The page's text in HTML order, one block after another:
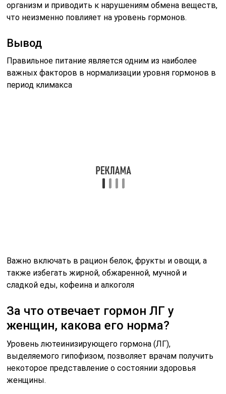
организм и приводить к нарушениям обмена веществ,
что неизменно повлияет на уровень гормонов.
Вывод
Правильное питание является одним из наиболее
важных факторов в нормализации уровня гормонов в
период климакса
женщин, какова его норма?
Лг (лютеинизирующий гормон) — важнейший половой
гормон, наряду с двумя другими – пролактином и
женщину способной к зачатию, обеспечивает
нормальное функционирование ее половой системы и
безопасное протекание беременности. Также ЛГ
отвечает за стабильную выработку половых
гормонов – тестостерона и прогестерона.